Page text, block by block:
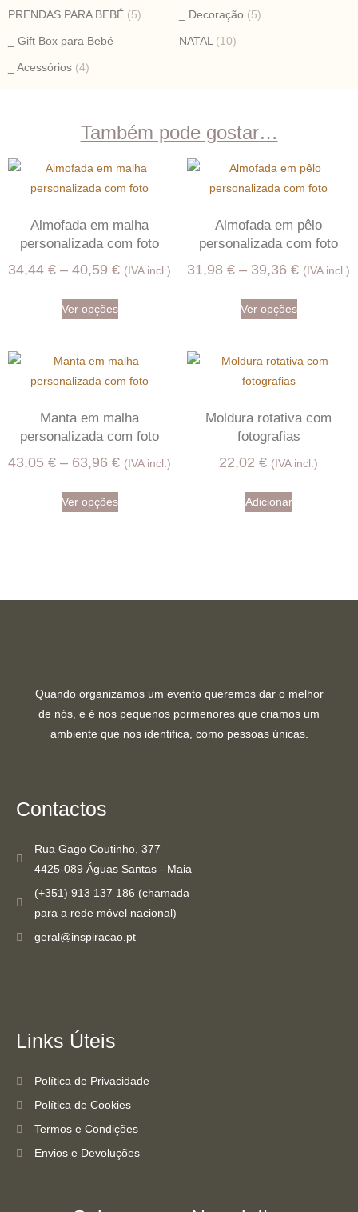
PRENDAS PARA BEBÉ (5) _ Decoração (5)
_ Gift Box para Bebé NATAL (10)
_ Acessórios (4)
Também pode gostar…
Almofada em malha
personalizada com foto
34,44 € – 40,59 € (IVA incl.)
Ver opções
Almofada em pêlo
personalizada com foto
31,98 € – 39,36 € (IVA incl.)
Ver opções
Manta em malha
personalizada com foto
43,05 € – 63,96 € (IVA incl.)
Ver opções
Moldura rotativa com
fotografias
22,02 € (IVA incl.)
Adicionar
Quando organizamos um evento queremos dar o melhor
de nós, e é nos pequenos pormenores que criamos um
ambiente que nos identifica, como pessoas únicas.
Contactos
Rua Gago Coutinho, 377
4425-089 Águas Santas - Maia
(+351) 913 137 186 (chamada
para a rede móvel nacional)
geral@inspiracao.pt
Links Úteis
Política de Privacidade
Política de Cookies
Termos e Condições
Envios e Devoluções